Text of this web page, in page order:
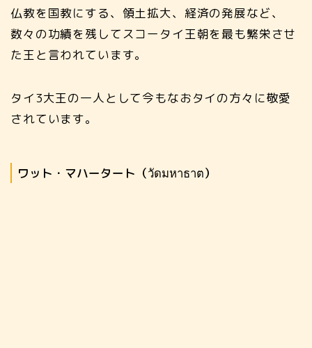
仏教を国教にする、領土拡大、経済の発展など、
数々の功績を残してスコータイ王朝を最も繁栄させ
た王と言われています。
タイ3大王の一人として今もなおタイの方々に敬愛
されています。
ワット・マハータート（วัดมหาธาต）